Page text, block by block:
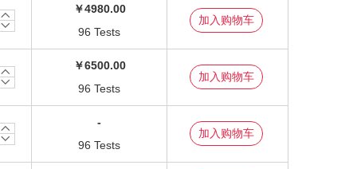
￥4980.00
96 Tests
￥6500.00
96 Tests
-
96 Tests